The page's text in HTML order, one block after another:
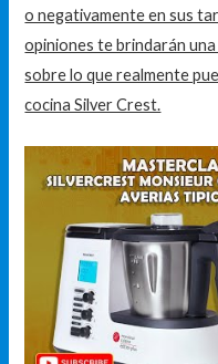
o negativamente en sus
opiniones te brindarán
sobre lo que realmente
cocina Silver Crest.